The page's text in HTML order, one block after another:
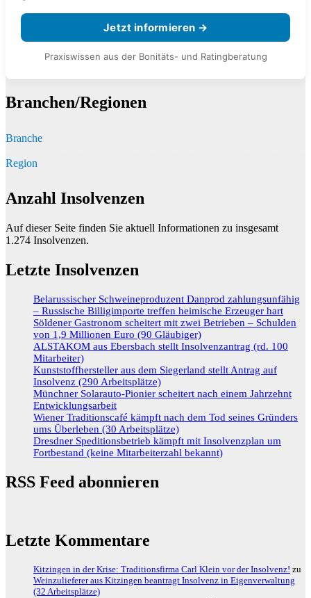
Jetzt informieren →
Praxiswissen aus der Bonitäts- und Ratingberatung
Branchen/Regionen
Branche
Region
Anzahl Insolvenzen
Auf dieser Seite finden Sie aktuell Informationen zu insgesamt
1.274 Insolvenzen.
Letzte Insolvenzen
Belarussischer Schweineproduzent Danprod zahlungsunfähig
– Russische Billigimporte treffen heimische Erzeuger hart
Söldener Gastronom scheitert mit zwei Betrieben – Schulden
von 1,9 Millionen Euro (90 Gläubiger)
ALSTAKOM aus Ebersbach stellt Insolvenzantrag (rd. 100
Mitarbeiter)
Kunststoffhersteller aus dem Siegerland stellt Antrag auf
Insolvenz (290 Arbeitsplätze)
Münchner Solarauto-Pionier scheitert nach einem Jahrzehnt
Entwicklungsarbeit
Wiener Traditionscafé kämpft nach dem Tod seines Gründers
ums Überleben (30 Arbeitsplätze)
Dresdner Speditionsbetrieb kämpft mit Insolvenzplan um
Fortbestand (keine Mitarbeiterzahl bekannt)
RSS Feed abonnieren
Letzte Kommentare
Kitzingen in der Krise: Traditionsfirma Carl Klein vor der Insolvenz! zu
Weinzulieferer aus Kitzingen beantragt Insolvenz in Eigenverwaltung
(32 Arbeitsplätze)